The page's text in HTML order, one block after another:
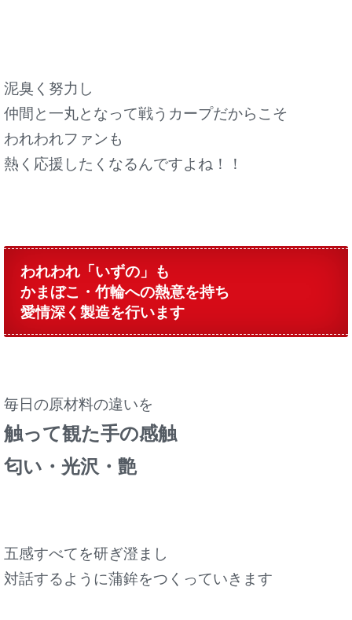
泥臭く努力し
仲間と一丸となって戦うカープだからこそ
われわれファンも
熱く応援したくなるんですよね！！
われわれ「いずの」も
かまぼこ・竹輪への熱意を持ち
愛情深く製造を行います
毎日の原材料の違いを
触って観た手の感触
匂い・光沢・艶
五感すべてを研ぎ澄まし
対話するように蒲鉾をつくっていきます